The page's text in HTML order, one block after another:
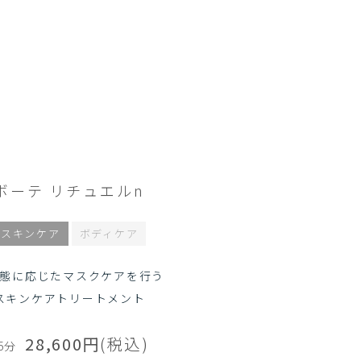
ーテ リチュエルn
スキンケア ボディケア
に応じたマスクケアを行う
キンケアトリートメント
分 28,600円(税込)